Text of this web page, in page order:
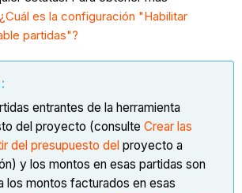
¿Cuál es la configuración "Habilitar
partidas"?
entrantes de la herramienta
del proyecto (consulteCrear las
del presupuesto del proyecto a
y los montos en esas partidas son
los montos facturados en esas